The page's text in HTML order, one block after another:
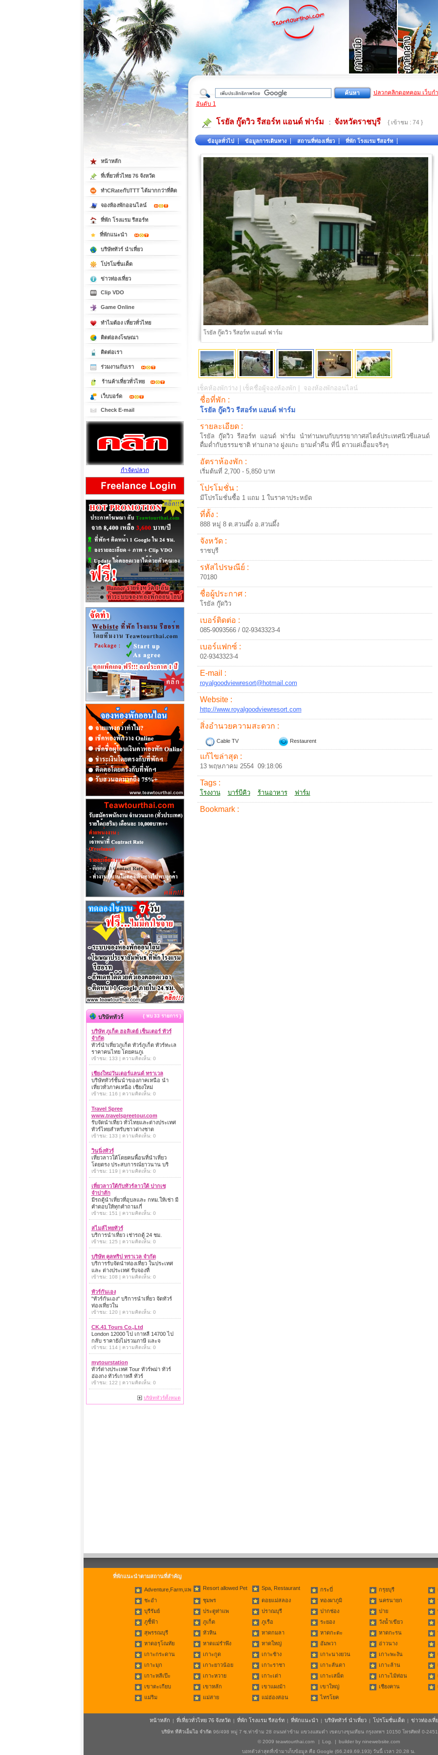
ที่เที่ยวภาคใต้
ปลวกคลิกดอทคอม เว็บก
อันดับ 1
โรยัล กู๊ดวิว รีสอร์ท แอนด์ ฟาร์ม : จังหวัดราชบุรี { เข้าชม : 74 }
ข้อมูลทั่วไป ข้อมูลการเดินทาง สถานที่ท่องเที่ยว ที่พัก โรงแรม รีสอร์ท
บ้าน Kaikoura
เช็คห้องพักว่าง | เช็คชื่อผู้จองห้องพัก | จองห้องพักออนไลน์
ชื่อที่พัก :
โรยัล กู๊ดวิว รีสอร์ท แอนด์ ฟาร์ม
รายละเอียด :
โรยัล กู๊ดวิว รีสอร์ท แอนด์ ฟาร์ม นำท่านพบกับบรรยากาศสไตล์ประเทศนิวซีแลนด์
ดื่มด่ำกับธรรมชาติ ท่ามกลาง ฝูงแกะ ยามค่ำคืน ที่นี่ ดาวแค่เอื้อมจริงๆ
อัตราห้องพัก :
เริ่มต้นที่ 2,700 - 5,850 บาท
โปรโมชั่น :
มีโปรโมชั่นซื้อ 1 แถม 1 ในราคาประหยัด
ที่ตั้ง :
888 หมู่ 8 ต.สวนผึ้ง อ.สวนผึ้ง
จังหวัด :
ราชบุรี
รหัสไปรษณีย์ :
70180
ชื่อผู้ประกาศ :
โรยัล กู๊ดวิว
เบอร์ติดต่อ :
085-9093566 / 02-9343323-4
เบอร์แฟกซ์ :
02-9343323-4
E-mail :
royalgoodviewresort@hotmail.com
Website :
http://www.royalgoodviewresort.com
สิ่งอำนวยความสะดวก :
Cable TV Restaurent
แก้ไขล่าสุด :
13 พฤษภาคม 2554 09:18:06
Tags :
โรงงาน บาร์บีคิว ร้านอาหาร ฟาร์ม
Bookmark :
หน้าหลัก
ที่เที่ยวทั่วไทย 76 จังหวัด
ทำCRateกับTTT ได้มากกว่าที่คิด
จองห้องพักออนไลน์
ที่พัก โรงแรม รีสอร์ท
ที่พักแนะนำ
บริษัททัวร์ นำเที่ยว
โปรโมชั่นเด็ด
ข่าวท่องเที่ยว
Clip VDO
Game Online
ทำไมต้อง เที่ยวทั่วไทย
ติดต่อลงโฆษณา
ติดต่อเรา
ร่วมงานกับเรา
ร้านค้าเที่ยวทั่วไทย
เว็บบอร์ด
Check E-mail
กำจัดปลวก
บริษัททัวร์ { พบ 33 รายการ }
บริษัท ภูเก็ต ฮอลิเดย์ เซ็นเตอร์ ทัวร์
จำกัด
ทัวร์นำเที่ยวภูเก็ต ทัวร์ภูเก็ต ทัวร์ทะเล
ราคาคนไทย โดยคนภูเ
เข้าชม: 133 | ความคิดเห็น: 0
เชียงใหม่วันเดอร์แลนด์ ทราเวล
บริษัททัวร์ชั้นนำของภาคเหนือ นำ
เที่ยวทั่วภาคเหนือ เชียงใหม่
เข้าชม: 116 | ความคิดเห็น: 0
Travel Spree
www.travelspreetour.com
รับจัดนำเที่ยว ทั่วไทยและต่างประเทศ
ทัวร์ไทยสำหรับชาวต่างชาต
เข้าชม: 133 | ความคิดเห็น: 0
วินนิ่งทัวร์
เที่ยวลาวใต้โดยคนพื้อนที่นำเที่ยว
โดยตรง ประสบการณ์ยาวนาน บริ
เข้าชม: 119 | ความคิดเห็น: 0
เที่ยวลาวใต้กับทัวร์ลาวใต้ ปากเซ
จำปาสัก
มีรถตู้นำเที่ยวที่อุบลและ กทม.ให้เช่า มี
คำตอบให้ทุกคำถามเกี่
เข้าชม: 151 | ความคิดเห็น: 0
สไมล์ไทยทัวร์
บริการนำเที่ยว เช่ารถตู้ 24 ชม.
เข้าชม: 125 | ความคิดเห็น: 0
บริษัท คูลทริป ทราเวล จำกัด
บริการรับจัดนำท่องเที่ยว ในประเทศ
และ ต่างประเทศ รับจองที่
เข้าชม: 108 | ความคิดเห็น: 0
ทัวร์กันเอง
"ทัวร์กันเอง" บริการนำเที่ยว จัดทัวร์
ท่องเที่ยวใน
เข้าชม: 120 | ความคิดเห็น: 0
CK.41 Tours Co.,Ltd
London 12000 ไป เกาหลี 14700 ไป
กลับ ราคายังไม่รวมภาษี และจ
เข้าชม: 114 | ความคิดเห็น: 0
mytourstation
ทัวร์ต่างประเทศ Tour ทัวร์พม่า ทัวร์
ฮ่องกง ทัวร์เกาหลี ทัวร์
เข้าชม: 122 | ความคิดเห็น: 0
บริษัททัวร์ทั้งหมด
ที่พักแนะนำตามสถานที่สำคัญ
Adventure,Farm,แพ Resort allowed Pet Spa, Restaurant กระบี่ กรุยบุรี
ชะอำ
ชุมพร ดอยแม่สลอง ทองผาภูมิ นครนายก
บุรีรัมย์
ประตูท่าแพ ปราณบุรี ปากช่อง ปาย
ภูชี้ฟ้า
ภูเก็ต ภูเรือ ระยอง วังน้ำเขียว
สุพรรณบุรี
หัวหิน หาดกมลา หาดกะตะ หาดกะรน
หาดอรุโณทัย
หาดแม่รำพึง หาดใหญ่ อัมพวา อ่าวนาง
เกาะกระดาน
เกาะกูด เกาะช้าง เกาะนางยวน เกาะพะงัน
เกาะมุก
เกาะยาวน้อย เกาะราชา เกาะลันตา เกาะล้าน
เกาะหลีเป๊ะ
เกาะหวาย เกาะเต่า เกาะเสม็ด เกาะไม้ท่อน
เขาตะเกียบ
เขาหลัก เขาแผงม้า เขาใหญ่ เชียงคาน
แม่ริม
แม่สาย แม่ฮ่องสอน ไทรโยค
หน้าหลัก | ที่เที่ยวทั่วไทย 76 จังหวัด | ที่พัก โรงแรม รีสอร์ท | ที่พักแนะนำ | บริษัททัวร์ นำเที่ยว | โปรโมชั่นเด็ด | ข่าวท่องเที่
บริษัท ทีคิวเอ็มไอ จำกัด 96/498 หมู่ 7 ซ.ท่าข้าม 28 ถนนท่าข้าม แขวงแสมดำ เขตบางขุนเทียน กรุงเทพฯ 10150 โทรศัพท์ 0-
© 2009 teawtourthai.com | Log. | builder by ninewebsite.com
บอทตัวล่าสุดที่เข้ามาเก็บข้อมูล คือ Google (66.249.69.193) วันนี้ เวลา 20.28 น.